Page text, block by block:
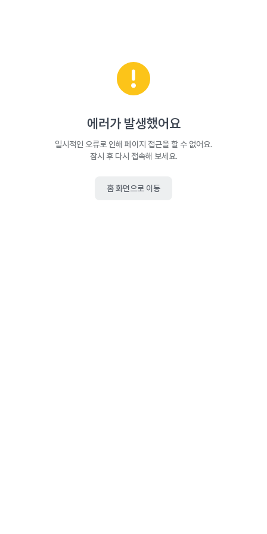
에러가 발생했어요
일시적인 오류로 인해 페이지 접근을 할 수 없어요.
잠시 후 다시 접속해 보세요.
홈 화면으로 이동